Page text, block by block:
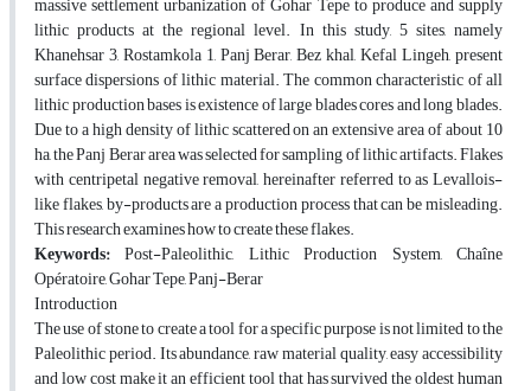
lithic products at the regional level. In this study, 5 sites, namely
Khanehsar 3, Rostamkola 1, Panj Berar, Bez khal, Kefal Lingeh, present
surface dispersions of lithic material. The common characteristic of all
lithic production bases is existence of large blades cores and long blades.
Due to a high density of lithic scattered on an extensive area of about 10
ha, the Panj Berar area was selected for sampling of lithic artifacts. Flakes
with centripetal negative removal, hereinafter referred to as Levallois-
like flakes, by-products are a production process that can be misleading.
This research examines how to create these flakes.
Keywords:Post-Paleolithic, Lithic Production System, Chaîne
Opératoire, Gohar Tepe, Panj-Berar
Introduction
The use of stone to create a tool for a specific purpose is not limited to the
Paleolithic period. Its abundance, raw material quality, easy accessibility
and low cost make it an efficient tool that has survived the oldest human